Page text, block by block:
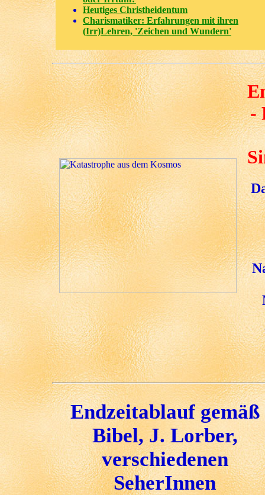
Heutiges Christheidentum
Charismatiker: Erfahrungen mit ihren
(Irr)Lehren, 'Zeichen und Wundern'
-
Endzeitablauf gemäß
Bibel, J. Lorber,
verschiedenen
SeherInnen